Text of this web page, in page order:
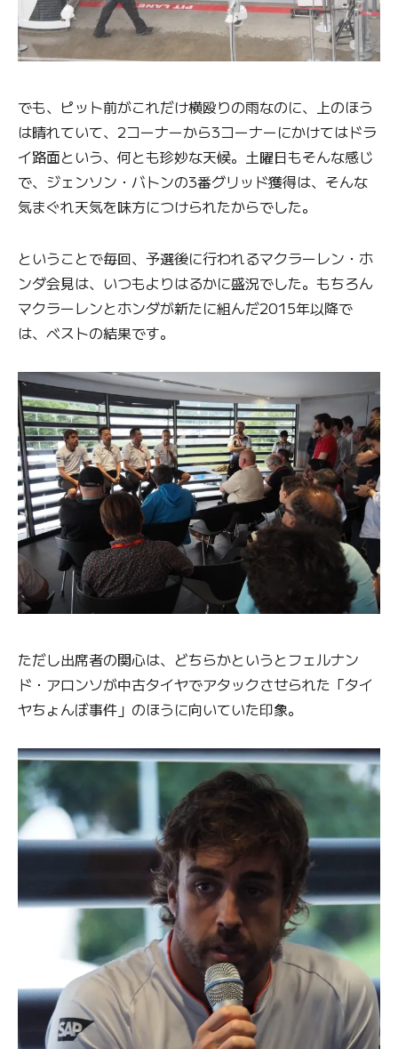
でも、ピット前がこれだけ横殴りの雨なのに、上のほう
は晴れていて、2コーナーから3コーナーにかけてはドラ
イ路面という、何とも珍妙な天候。土曜日もそんな感じ
で、ジェンソン・バトンの3番グリッド獲得は、そんな
気まぐれ天気を味方につけられたからでした。
ということで毎回、予選後に行われるマクラーレン・ホ
ンダ会見は、いつもよりはるかに盛況でした。もちろん
マクラーレンとホンダが新たに組んだ2015年以降で
は、ベストの結果です。
ただし出席者の関心は、どちらかというとフェルナン
ド・アロンソが中古タイヤでアタックさせられた「タイ
ヤちょんぼ事件」のほうに向いていた印象。